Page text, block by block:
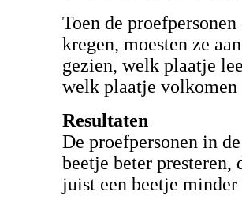
Toen de
kregen, moesten ze
gezien, welk plaatje
welk plaatje volkomen
Resultaten
De proefpersonen in
beetje beter presteren,
juist een beetje minder